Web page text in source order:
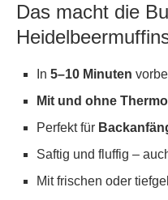
Das macht die
In 5–10 Minuten
Mit und ohne
Perfekt für
Saftig und fluffig –
Mit frischen oder